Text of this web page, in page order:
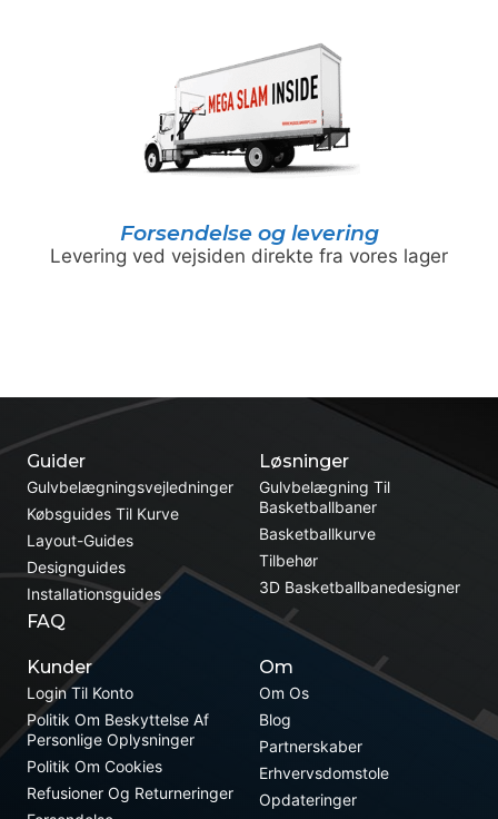
Forsendelse og levering
Levering ved vejsiden direkte fra vores lager
Løsninger
Gulvbelægning Til
Basketballbaner
Basketballkurve
Tilbehør
3D Basketballbanedesigner
Guider
Gulvbelægningsvejledninger
Købsguides Til Kurve
Layout-Guides
Designguides
Installationsguides
FAQ
Kunder
Login Til Konto
Politik Om Beskyttelse Af
Personlige Oplysninger
Politik Om Cookies
Refusioner Og Returneringer
Om
Om Os
Blog
Partnerskaber
Erhvervsdomstole
Opdateringer